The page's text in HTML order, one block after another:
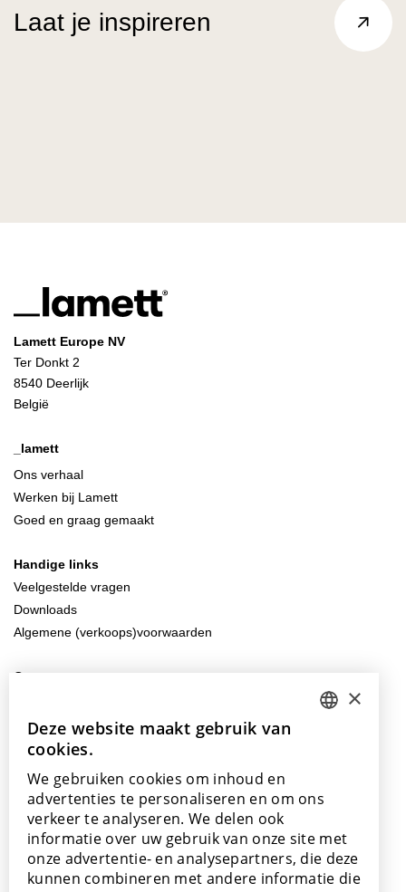
Laat je inspireren
Lamett Europe NV
Ter Donkt 2
8540 Deerlijk
België
_lamett
Ons verhaal
Werken bij Lamett
Goed en graag gemaakt
Handige links
Veelgestelde vragen
Downloads
Algemene (verkoops)voorwaarden
Contacteer ons
+32 56 77 45 15
Onze showroom
Onze verkooppunten
GERMAN
SPANISH
×
Deze website maakt gebruik van
cookies.
We gebruiken cookies om inhoud en
advertenties te personaliseren en om ons
verkeer te analyseren. We delen ook
informatie over uw gebruik van onze site met
onze advertentie- en analysepartners, die deze
kunnen combineren met andere informatie die